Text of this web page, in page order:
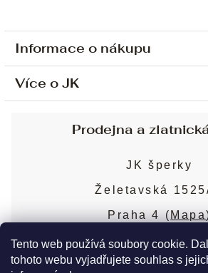
Tento web používá soubory cookie.
tohoto webu vyjadřujete souhlas s
Informace o nákupu
Ochrana osobních údajů
Sjednání osobní schůzky
Obchodní podmínky
Puncovní značky
Více o JK
Blog
Nejčastější dotazy
Prodejna a
JK šperky
Želetavská
Praha 4 ( Mapa
Více o prodejně